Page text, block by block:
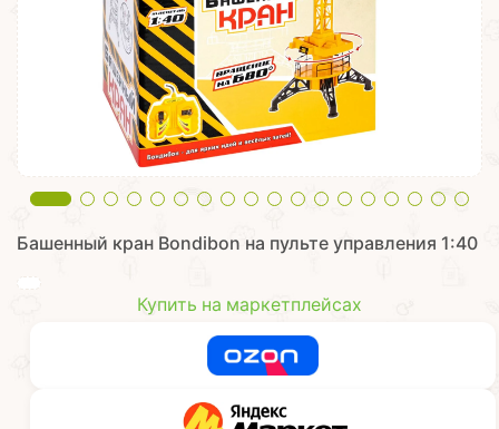
Башенный кран Bondibon на пульте управления 1:40
Купить на маркетплейсах